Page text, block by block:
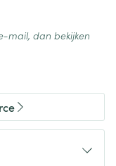
mail, dan bekijken